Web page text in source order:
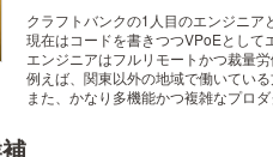
クラフトバンクの1人目のエンジニア
現在はコードを書きつつVPoEとして
エンジニアはフルリモートかつ裁量
例えば、関東以外の地域で働いてい
また、かなり多機能かつ複雑なプロ